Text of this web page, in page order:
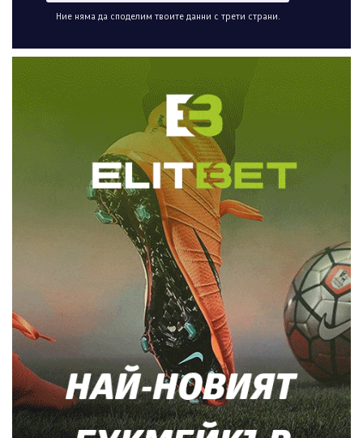
Ние няма да споделим твоите данни с трети страни.